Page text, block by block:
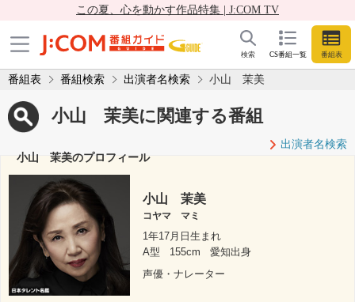
この夏、心を動かす作品特集 | J:COM TV
CS番組一覧 番組表
検索
番組表 番組検索 出演者名検索 小山 茉美
小山 茉美に関連する番組
出演者名検索
小山 茉美のプロフィール
小山 茉美
コヤマ マミ
1年17月日生まれ
A型
155cm
愛知出身
声優・ナレーター